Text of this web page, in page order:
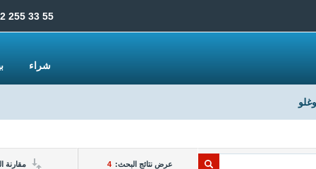
عرض نتائج البحث: 4 مقارنة
255 33 55
شراء